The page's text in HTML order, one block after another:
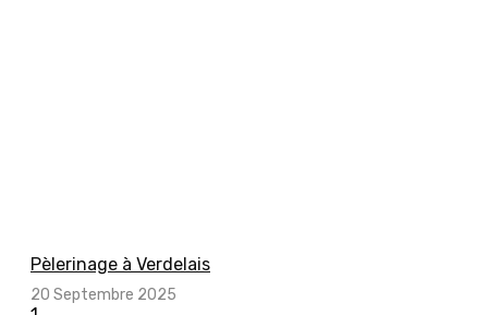
Pèlerinage à Verdelais
20 Septembre 2025